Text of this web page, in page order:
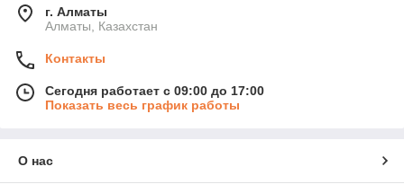
г. Алматы
Алматы, Казахстан
Контакты
Сегодня работает с 09:00 до 17:00
Показать весь график работы
О нас